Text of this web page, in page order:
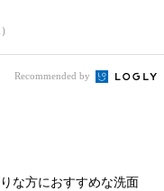
Recommended by
な方におすすめな洗面